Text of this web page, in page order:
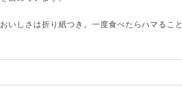
いしさは折り紙つき。一度食べたらハマること